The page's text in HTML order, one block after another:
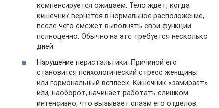
компенсируется ожидаем. Тело ждет, когда
кишечник вернется в нормальное расположение,
после чего сможет выполнять свои функции
полноценно. Обычно на это требуется несколько
дней.
Нарушение перистальтики. Причиной его
становится психологический стресс женщины
или гормональный всплеск. Кишечник «замирает»
или, наоборот, начинает работать слишком
интенсивно, что вызывает спазм его отделов.